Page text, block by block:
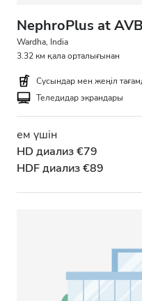
NephroPlus at
Wardha, India
3.32 км қала орталығынан
Сусындар мен жеңіл
Теледидар экрандары
ем үшін
HD диализ €79
HDF диализ €89